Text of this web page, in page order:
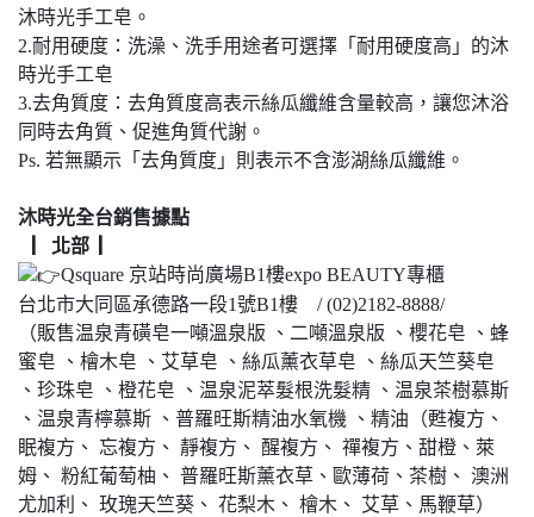
沐時光手工皂。
2.耐用硬度：洗澡、洗手用途者可選擇「耐用硬度高」的沐
時光手工皂
3.去角質度：去角質度高表示絲瓜纖維含量較高，讓您沐浴
同時去角質、促進角質代謝。
Ps. 若無顯示「去角質度」則表示不含澎湖絲瓜纖維。
沐時光全台銷售據點
▏北部 ▏
Qsquare 京站時尚廣場B1樓expo BEAUTY專櫃
台北市大同區承德路一段1號B1樓 / (02)2182-8888/
（販售温泉青磺皂一噸溫泉版 、二噸溫泉版 、櫻花皂 、蜂
蜜皂 、檜木皂 、艾草皂 、絲瓜薰衣草皂 、絲瓜天竺葵皂
、珍珠皂 、橙花皂 、温泉泥萃髮根洗髮精 、温泉茶樹慕斯
、温泉青檸慕斯 、普羅旺斯精油水氧機 、精油（甦複方、
眠複方、 忘複方、 靜複方、 醒複方、 禪複方、甜橙、萊
姆、 粉紅葡萄柚、 普羅旺斯薰衣草、歐薄荷、茶樹、 澳洲
尤加利、 玫瑰天竺葵、 花梨木、 檜木、 艾草、馬鞭草）